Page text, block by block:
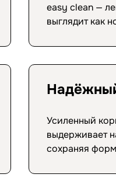
easy clean —
выглядит как
Усиленный
выдерживает
сохраняя